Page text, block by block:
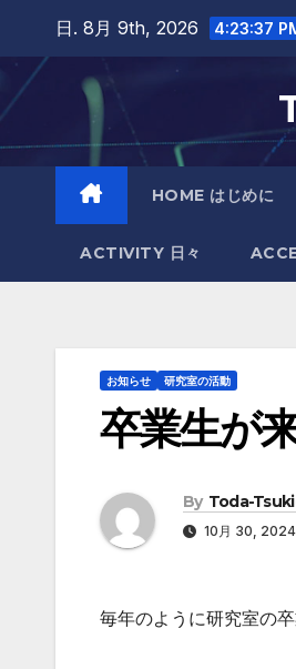
content
日. 8月 9th, 2026 4:23:38
HOME はじめに
ACTIVITY 日々
お知らせ 研究室の活動
卒業生が
By Toda-
10月 30, 2024
毎年のように研究室の